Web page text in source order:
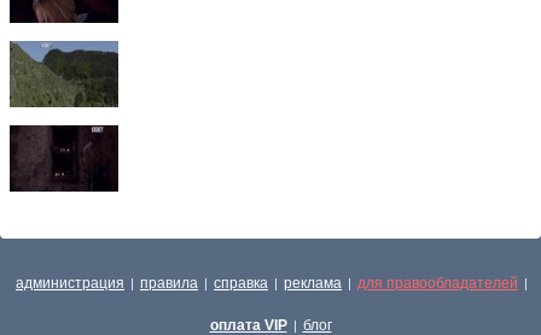
администрация | правила | справка | реклама | для правообладателей |
оплата VIP | блог